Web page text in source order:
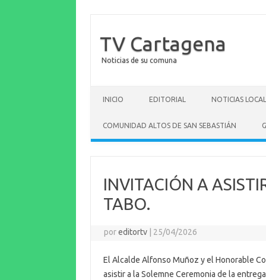
TV Cartagena
Noticias de su comuna
INICIO EDITORIAL NOTICIAS
COMUNIDAD ALTOS DE SAN SEBASTIÁN
INVITACIÓN A
TABO.
poreditortv 25/04/2026
El Alcalde Alfonso Muñoz y el Honorable
asistir a la Solemne Ceremonia de la